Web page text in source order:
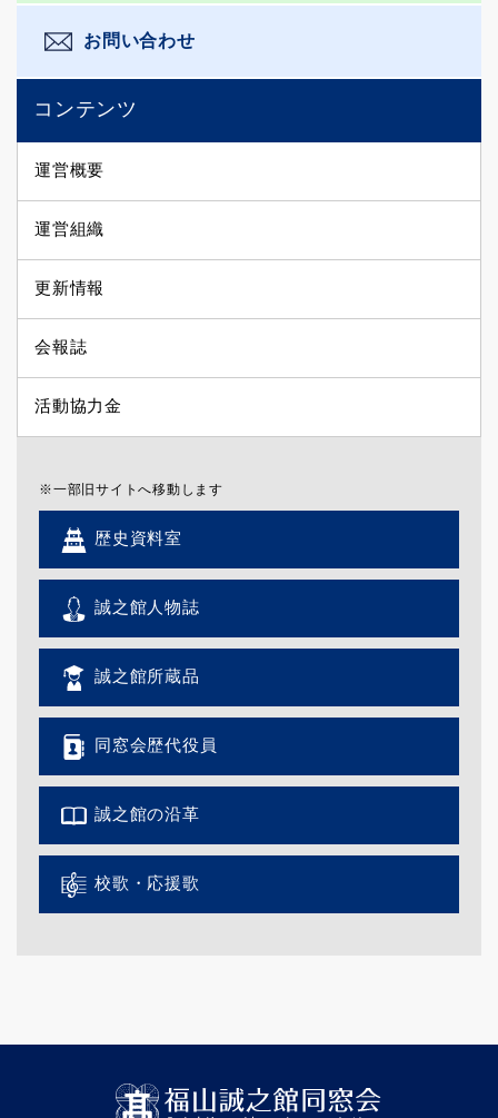
お問い合わせ
コンテンツ
運営概要
運営組織
更新情報
会報誌
活動協力金
※一部旧サイトへ移動します
歴史資料室
誠之館人物誌
誠之館所蔵品
同窓会歴代役員
誠之館の沿革
校歌・応援歌